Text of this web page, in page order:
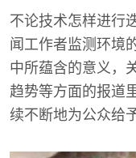
不论技术怎样进行
闻工作者监测环境
中所蕴含的意义，
趋势等方面的报道
续不断地为公众给